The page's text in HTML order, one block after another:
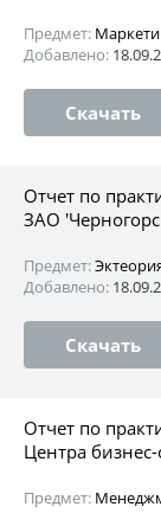
Предмет:
Добавлено:
Скачать
Отчет по
ЗАО
Предмет:
Добавлено:
Скачать
Отчет по
Центра
Предмет: